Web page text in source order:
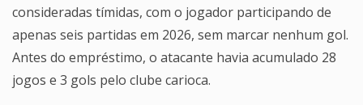
consideradas tímidas, com o jogador participando de
apenas seis partidas em 2026, sem marcar nenhum gol.
Antes do empréstimo, o atacante havia acumulado 28
jogos e 3 gols pelo clube carioca.